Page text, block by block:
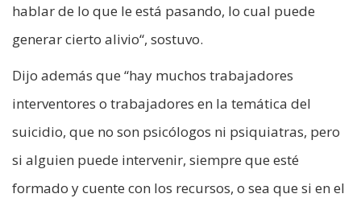
hablar de lo que le está pasando, lo cual puede
generar cierto alivio“, sostuvo.
Dijo además que “hay muchos trabajadores
interventores o trabajadores en la temática del
suicidio, que no son psicólogos ni psiquiatras, pero
si alguien puede intervenir, siempre que esté
formado y cuente con los recursos, o sea que si en el